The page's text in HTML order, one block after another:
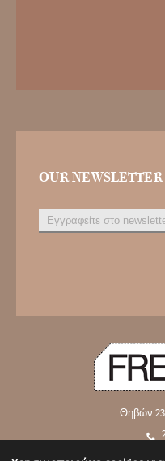
OUR NEWSLETTER
Θηβών